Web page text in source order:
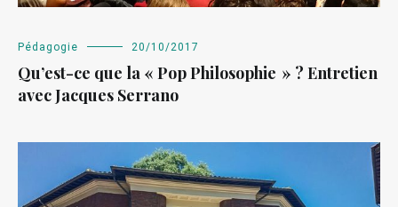
Pédagogie 20/10/2017
Qu’est-ce que la « Pop Philosophie » ? Entretien
avec Jacques Serrano